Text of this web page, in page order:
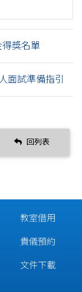
獎名單
面試準備指引
回列表
教室借用
貴儀預約
文件下載